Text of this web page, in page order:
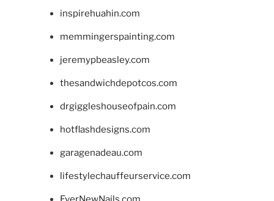
inspirehuahin.com
memmingerspainting.com
jeremypbeasley.com
thesandwichdepotcos.com
drgiggleshouseofpain.com
hotflashdesigns.com
garagenadeau.com
lifestylechauffeurservice.com